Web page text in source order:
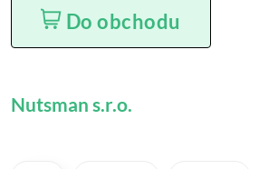
Do obchodu
Nutsman s.r.o.